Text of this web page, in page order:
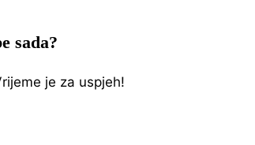
sada?
je za uspjeh!